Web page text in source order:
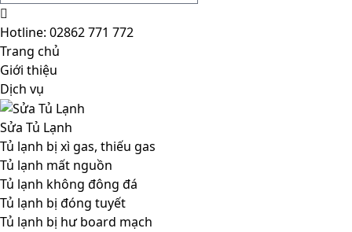
Hotline: 02862 771 772
Trang chủ
Giới thiệu
Dịch vụ
Sửa Tủ Lạnh
Tủ lạnh bị xì gas, thiếu gas
Tủ lạnh mất nguồn
Tủ lạnh không đông đá
Tủ lạnh bị đóng tuyết
Tủ lạnh bị hư board mạch